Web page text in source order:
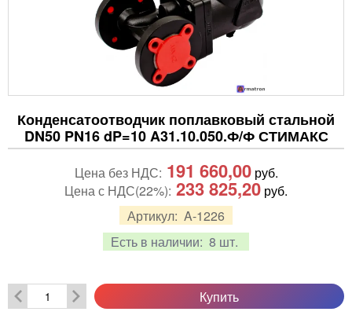
Конденсатоотводчик поплавковый стальной
DN50 PN16 dP=10 A31.10.050.Ф/Ф СТИМАКС
Артикул: A-1226
Есть в наличии: 8 шт.
Цена без НДС: 191 660,00руб.
Цена с НДС(22%): 233 825,20 руб.
Купить